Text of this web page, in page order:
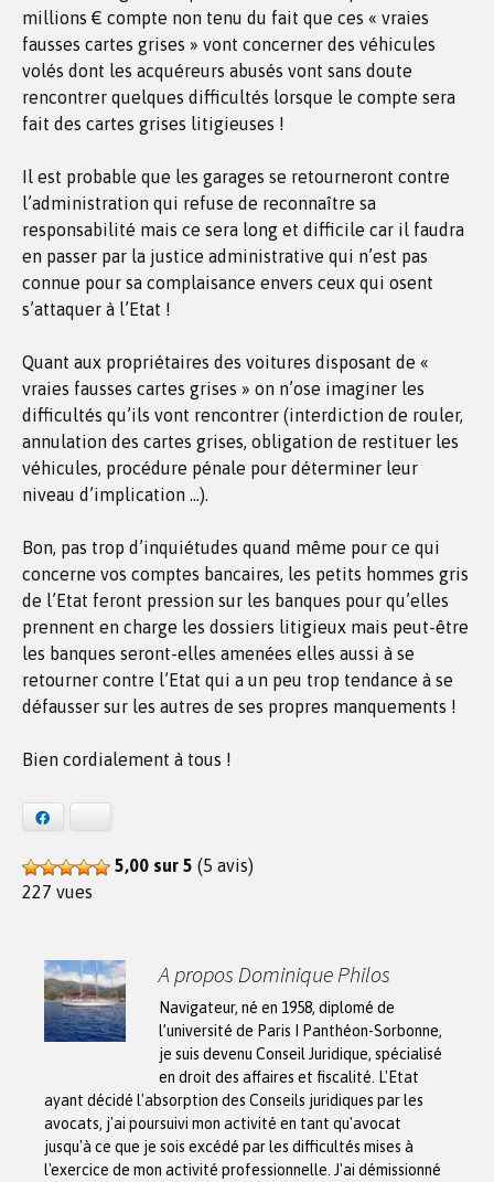
millions € compte non tenu du fait que ces « vraies
fausses cartes grises » vont concerner des véhicules
volés dont les acquéreurs abusés vont sans doute
rencontrer quelques difficultés lorsque le compte sera
fait des cartes grises litigieuses !
Il est probable que les garages se retourneront contre
l’administration qui refuse de reconnaître sa
responsabilité mais ce sera long et difficile car il faudra
en passer par la justice administrative qui n’est pas
connue pour sa complaisance envers ceux qui osent
s’attaquer à l’Etat !
Quant aux propriétaires des voitures disposant de «
vraies fausses cartes grises » on n’ose imaginer les
difficultés qu’ils vont rencontrer (interdiction de rouler,
annulation des cartes grises, obligation de restituer les
véhicules, procédure pénale pour déterminer leur
niveau d’implication …).
Bon, pas trop d’inquiétudes quand même pour ce qui
concerne vos comptes bancaires, les petits hommes gris
de l’Etat feront pression sur les banques pour qu’elles
prennent en charge les dossiers litigieux mais peut-être
les banques seront-elles amenées elles aussi à se
retourner contre l’Etat qui a un peu trop tendance à se
défausser sur les autres de ses propres manquements !
Bien cordialement à tous !
5,00 sur 5 (5 avis)
227 vues
A propos Dominique Philos
Navigateur, né en 1958, diplomé de
l’université de Paris I Panthéon-Sorbonne,
je suis devenu Conseil Juridique, spécialisé
en droit des affaires et fiscalité. L'Etat
ayant décidé l'absorption des Conseils juridiques par les
avocats, j'ai poursuivi mon activité en tant qu'avocat
jusqu'à ce que je sois excédé par les difficultés mises à
l'exercice de mon activité professionnelle. J'ai démissionné